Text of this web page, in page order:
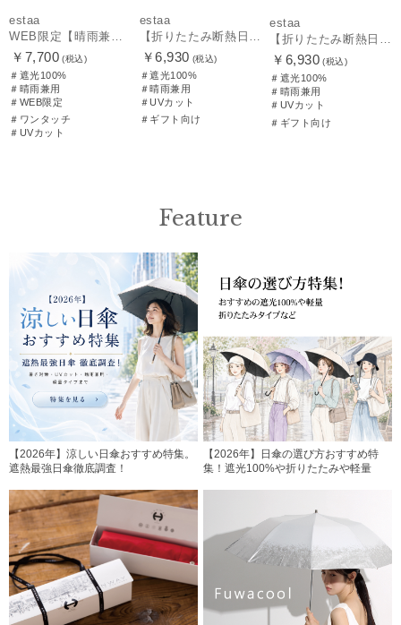
estaa
￥7,700 (税込)
＃遮光100%
＃晴雨兼用
＃WEB限定
＃ワンタッチ
＃UVカット
estaa
￥6,930 (税込)
＃遮光100%
＃晴雨兼用
＃UVカット
＃ギフト向け
estaa
【折りたたみ断熱日傘】エスタ (estaa) ハニカム断熱パラソル グラデーション 折りたたみ傘 晴雨兼用 遮光100 UV100
￥6,930 (税込)
＃遮光100%
＃晴雨兼用
＃UVカット
＃ギフト向け
Feature
【2026年】涼しい日傘おすすめ特集。
遮熱最強日傘徹底調査！
【2026年】日傘の選び方おすすめ特
集！遮光100%や折りたたみや軽量